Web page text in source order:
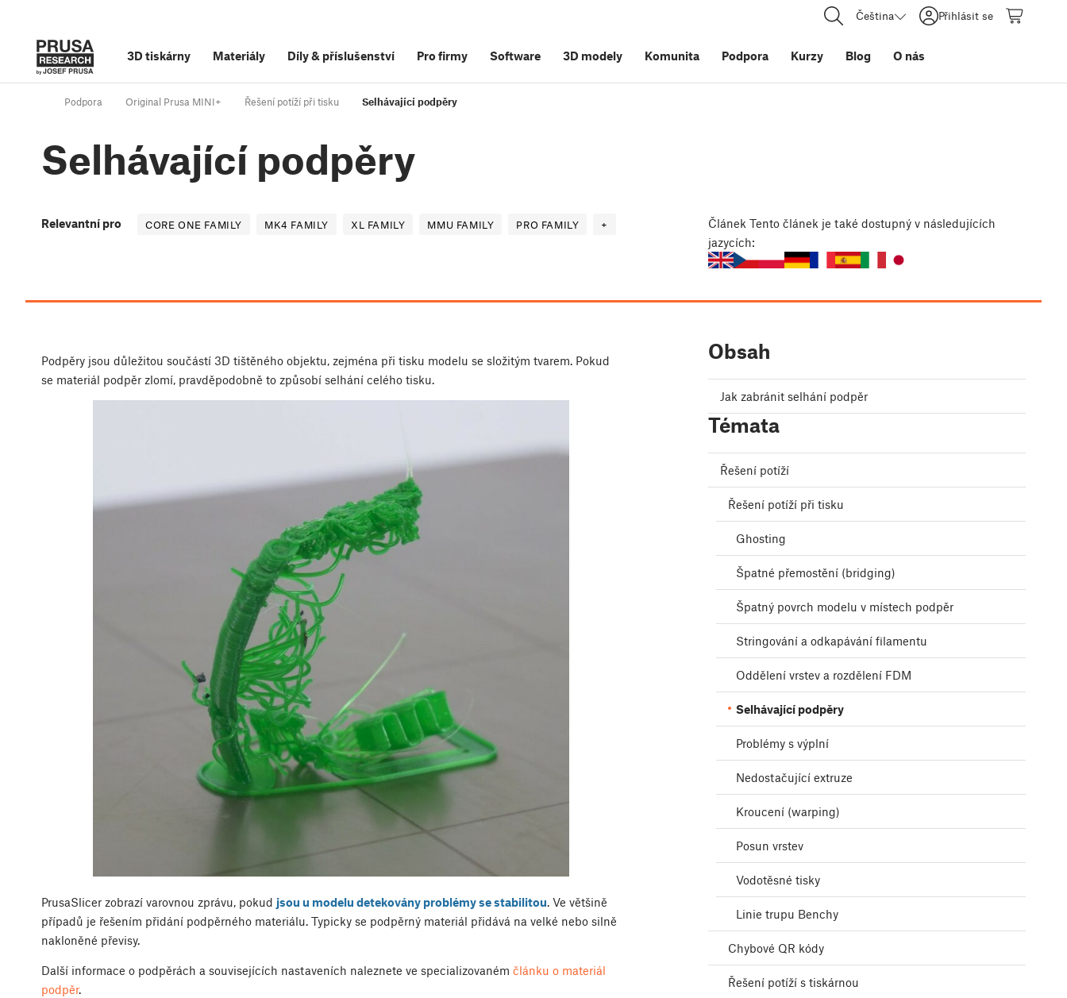
Čeština Přihlásit se
3D tiskárny Materiály Díly& příslušenství Pro firmy Software 3D modely Komunita Podpora Kurzy Blog O nás
Podpora Original Prusa MINI+ Řešení potíží při tisku Selhávající podpěry
Selhávající podpěry
Relevantní pro CORE ONE FAMILY MK4 FAMILY XL FAMILY MMU FAMILY PRO FAMILY + Článek Tento článek je také dostupný v následujících
jazycích:
Podpěry jsou důležitou součástí 3D tištěného objektu, zejména při tisku modelu se složitým tvarem. Pokud
se materiál podpěr zlomí, pravděpodobně to způsobí selhání celého tisku.
PrusaSlicer zobrazí varovnou zprávu, pokud jsou u modelu detekovány problémy se stabilitou. Ve většině
případů je řešením přidání podpěrného materiálu. Typicky se podpěrný materiál přidává na velké nebo silně
nakloněné převisy.
Další informace o podpěrách a souvisejících nastaveních naleznete ve specializovaném článku o materiál
podpěr.
Obsah
Jak zabránit selhání podpěr
Témata
Řešení potíží
Řešení potíží při tisku
Ghosting
Špatné přemostění (bridging)
Špatný povrch modelu v místech podpěr
Stringování a odkapávání filamentu
Oddělení vrstev a rozdělení FDM
Selhávající podpěry
Problémy s výplní
Nedostačující extruze
Kroucení (warping)
Posun vrstev
Vodotěsné tisky
Linie trupu Benchy
Chybové QR kódy
Řešení potíží s tiskárnou